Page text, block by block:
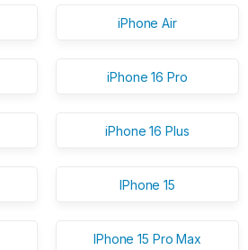
iPhone Air
iPhone 16 Pro
iPhone 16 Plus
IPhone 15
IPhone 15 Pro Max